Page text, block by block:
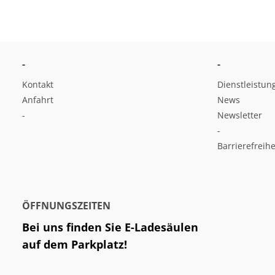
-
Kontakt
Anfahrt
-
-
News
Newsletter
-
ÖFFNUNGSZEITEN
Bei uns finden Sie E-Ladesäulen
auf dem Parkplatz!